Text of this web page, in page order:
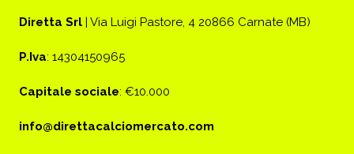
Diretta Srl | Via Luigi Pastore, 4 20866 Carnate (MB)
P.Iva: 14304150965
Capitale sociale: €10.000
info@direttacalciomercato.com